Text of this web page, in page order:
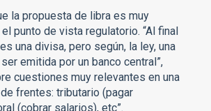
la propuesta de libra es muy
punto de vista regulatorio. “Al final
es una divisa, pero según, la ley, una
emitida por un banco central”,
cuestiones muy relevantes en una
frentes: tributario (pagar
(cobrar salarios), etc”.